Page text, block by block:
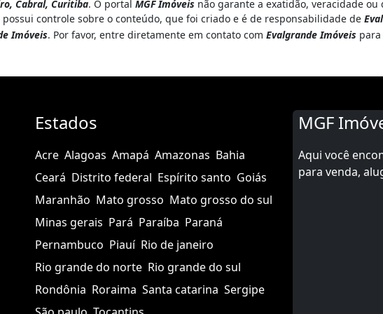
do anúncio:
Cabral, Curitiba. O portal MGF Imóveis não garante a exatidão, veracidade
possui controle sobre o conteúdo, que foi criado e é de responsabilidade de
Imóveis. Por favor, entre diretamente em contato com Evalgrande Imóveis
Estados
Acre Alagoas Amapá Amazonas Bahia
Ceará Distrito federal Espírito santo Goiás
Maranhão Mato grosso Mato grosso do sul
Minas gerais Pará Paraíba Paraná
Pernambuco Piauí Rio de janeiro
Rio grande do norte Rio grande do sul
Rondônia Roraima Santa catarina Sergipe
MGF
Aqui você
para venda,